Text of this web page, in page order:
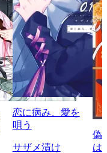
恋に病み、愛を
唄う
サザメ漬け
偽
は